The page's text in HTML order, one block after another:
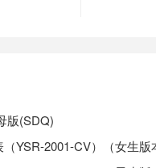
版(SDQ)
YSR-2001-CV）（女生版